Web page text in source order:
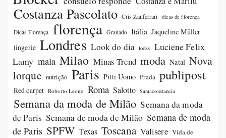
Costanza Pascolato Cris Zanferrari dicas de florença
Dicas Florença florença Granado Itália Jaqueline Müller
lingerie Londres Look do dia looks
Luciene Felix
Lamy mala Milao Minas Trend moda Natal Nova
Iorque nutrição Paris Pitti Uomo Prada publipost
Red carpet Roberto Leone Roma Salotto Santaconstancia
Semana da moda de Milão Semana da moda
de Paris Semana de moda de Milão Semana de moda
de Paris SPFW Texas Toscana Valisere Vida de